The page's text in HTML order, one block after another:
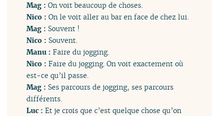
Mag :On voit beaucoup de choses.
Nico :On le voit aller au bar en face de chez lui.
Mag : Souvent !
Nico : Souvent.
Manu :Faire du jogging.
Nico :Faire du jogging. On voit exactement où
est-ce qu’il passe.
Mag : Ses parcours de jogging, ses parcours
différents.
Luc :Et je crois que c’est quelque chose qu’on